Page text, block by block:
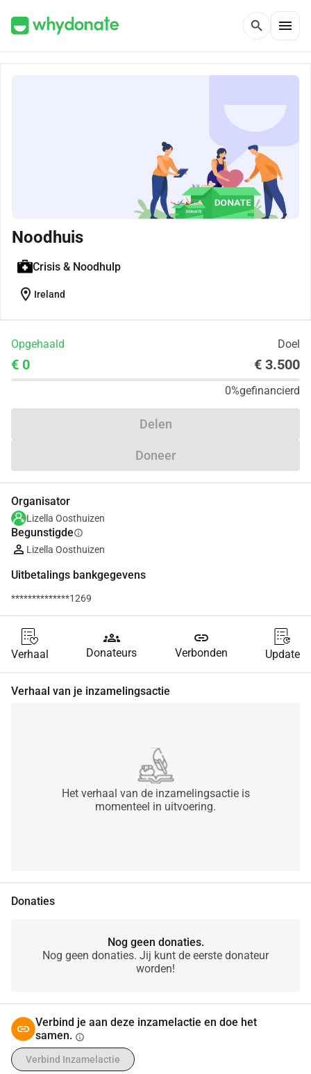
search menu
Noodhuis
Crisis & Noodhulp
location_on Ireland
Opgehaald Doel
€ 0 € 3.500
0%gefinancierd
Delen
Doneer
Organisator
Lizella Oosthuizen
Begunstigdeinfo
Lizella Oosthuizen
Uitbetalings bankgegevens
**************1269
Verhaal
groups
Donateurs
link
Verbonden Update
Verhaal van je inzamelingsactie
Het verhaal van de inzamelingsactie is
momenteel in uitvoering.
Donaties
Nog geen donaties.
Nog geen donaties. Jij kunt de eerste donateur
worden!
Verbind je aan deze inzamelactie en doe het
samen. info
Verbind Inzamelactie